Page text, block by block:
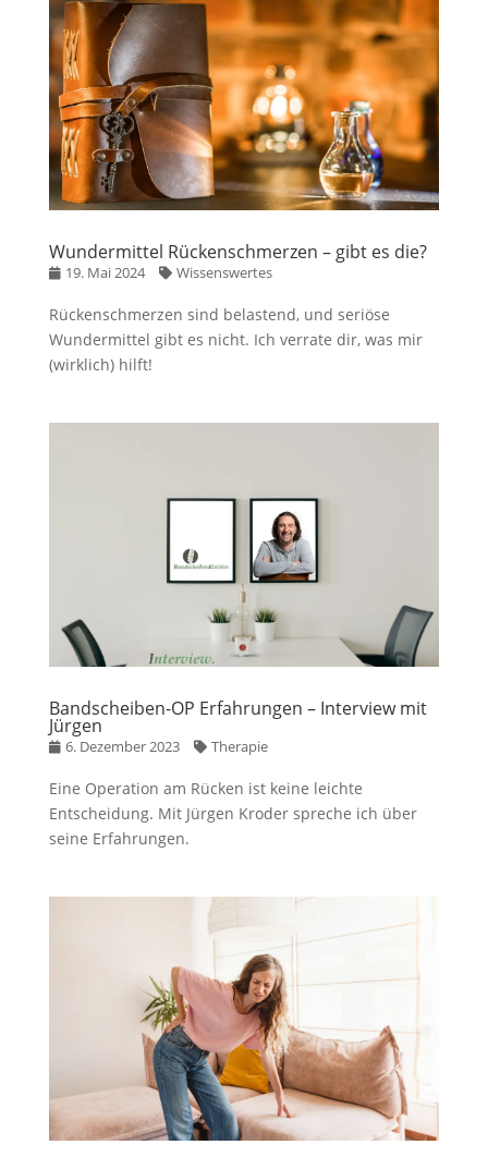
Wundermittel Rückenschmerzen – gibt es die?
19. Mai 2024 Wissenswertes
Rückenschmerzen sind belastend, und seriöse
Wundermittel gibt es nicht. Ich verrate dir, was mir
(wirklich) hilft!
Bandscheiben-OP Erfahrungen – Interview mit
Jürgen
6. Dezember 2023 Therapie
Eine Operation am Rücken ist keine leichte
Entscheidung. Mit Jürgen Kroder spreche ich über
seine Erfahrungen.